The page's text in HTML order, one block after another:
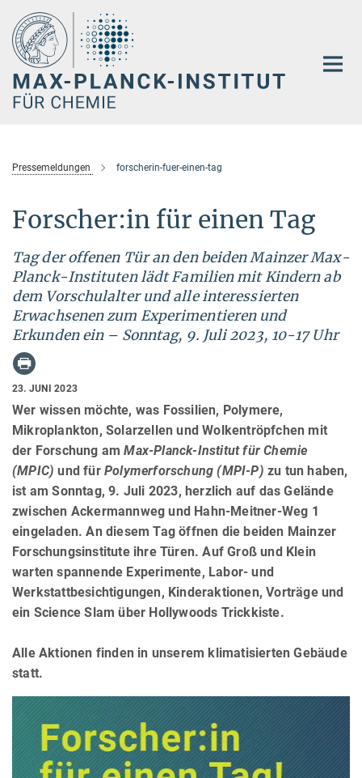
Hauptinhalt
Pressemeldungen forscherin-fuer-einen-tag
Forscher:in für einen Tag
Tag der offenen Tür an den beiden Mainzer Max-
Planck-Instituten lädt Familien mit Kindern ab
dem Vorschulalter und alle interessierten
Erwachsenen zum Experimentieren und
Erkunden ein – Sonntag, 9. Juli 2023, 10-17 Uhr
23. JUNI 2023
Wer wissen möchte, was Fossilien, Polymere,
Mikroplankton, Solarzellen und Wolkentröpfchen mit
der Forschung amMax-Planck-Institut für Chemie
(MPIC) und fürPolymerforschung (MPI-P) zu tun haben,
ist am Sonntag, 9. Juli 2023, herzlich auf das Gelände
zwischen Ackermannweg und Hahn-Meitner-Weg 1
eingeladen. An diesem Tag öffnen die beiden Mainzer
Forschungsinstitute ihre Türen. Auf Groß und Klein
warten spannende Experimente, Labor- und
Werkstattbesichtigungen, Kinderaktionen, Vorträge und
ein Science Slam über Hollywoods Trickkiste.
Alle Aktionen finden in unserem klimatisierten Gebäude
statt.